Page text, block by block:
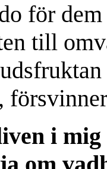
för
till
i